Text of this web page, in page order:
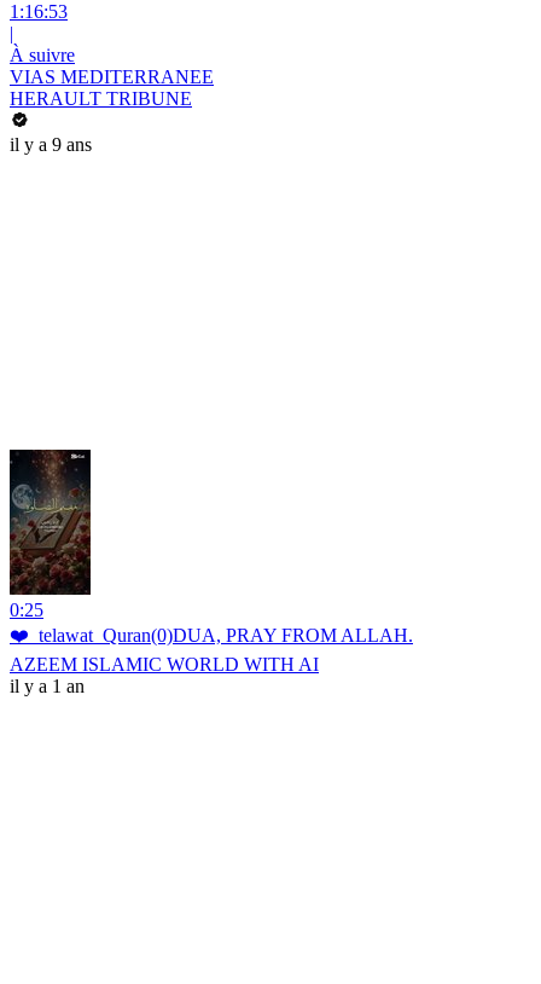
1:16:53
|
À suivre
VIAS MEDITERRANEE
HERAULT TRIBUNE
il y a 9 ans
0:25
❤️_telawat_Quran(0)DUA, PRAY FROM ALLAH.
AZEEM ISLAMIC WORLD WITH AI
il y a 1 an